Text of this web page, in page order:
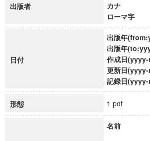
出版者
カナ
ローマ字
日付
出版年
出版年
作成日
更新日
記録日
形態 1 pdf
名前